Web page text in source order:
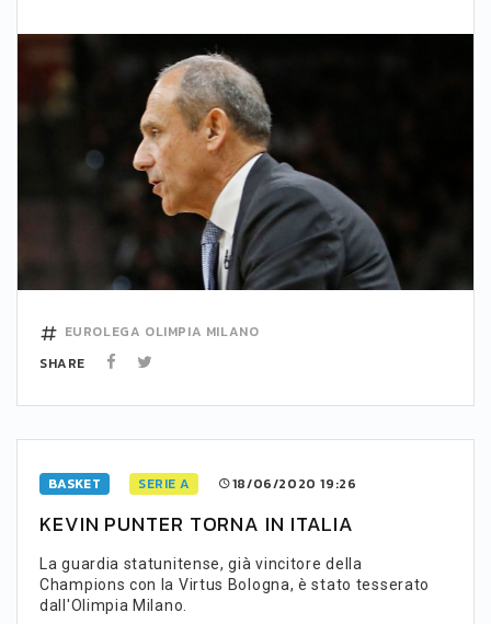
EUROLEGA OLIMPIA MILANO
SHARE
BASKET SERIE A 18/06/2020 19:26
KEVIN PUNTER TORNA IN ITALIA
La guardia statunitense, già vincitore della
Champions con la Virtus Bologna, è stato tesserato
dall'Olimpia Milano.